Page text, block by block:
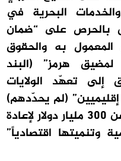
البحرية في
بالحرص على “ضمان
المعمول به والحقوق
لمضيق هرمز” (البند
إلى تعهّد الولايات
إقليميين” (لم يحدّدهم)
بإعداد “خطّة لا تقلّ قيمتها عن 300 مليار دولار لإعادة
وتنميتها اقتصادياً”